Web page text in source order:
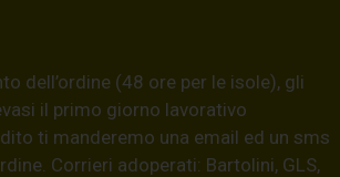
dell’ordine (48 ore per le isole), gli
il primo giorno lavorativo
ti manderemo una email ed un sms
Corrieri adoperati: Bartolini, GLS,